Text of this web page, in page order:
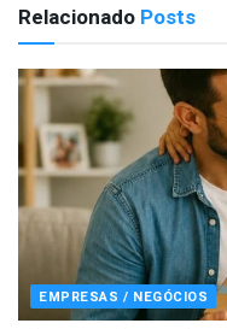
Relacionado Posts
EMPRESAS / NEGÓCIOS